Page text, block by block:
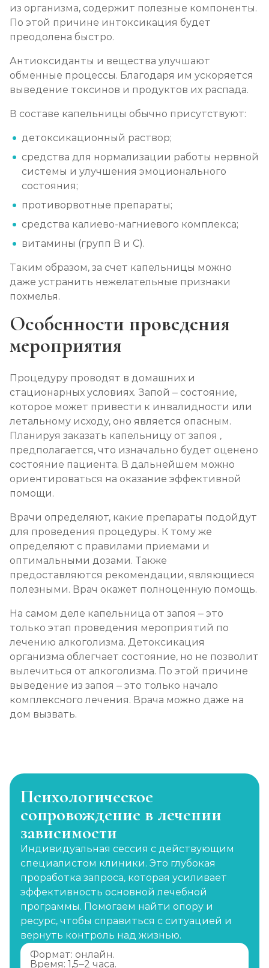
Раскодирование от алкоголизма
от 1 800 ₽
Мотивация на лечение алкоголизма
от 2 150 ₽ Записаться
от 2 150 ₽
Лечение алкоголизма амбулаторно
Лечение алкоголизма в стационаре (сутки)
от 2 500 ₽
Лечение пивного алкоголизма
Лечение винного алкоголизма
от 2 500 ₽
Лечение подросткового алкоголизма
от 3 200 ₽ Записаться
Социализация алкоголиков
от 750 ₽ Записаться
из организма, содержит полезные компоненты.
По этой причине интоксикация будет
преодолена быстро.
Антиоксиданты и вещества улучшают
обменные процессы. Благодаря им ускоряется
выведение токсинов и продуктов их распада.
В составе капельницы обычно присутствуют:
детоксикационный раствор;
средства для нормализации работы нервной
системы и улучшения эмоционального
состояния;
противорвотные препараты;
средства калиево-магниевого комплекса;
витамины (групп В и С).
Таким образом, за счет капельницы можно
даже устранить нежелательные признаки
похмелья.
Особенности проведения
мероприятия
Процедуру проводят в домашних и
стационарных условиях. Запой – состояние,
которое может привести к инвалидности или
летальному исходу, оно является опасным.
Планируя заказать капельницу от запоя ,
предполагается, что изначально будет оценено
состояние пациента. В дальнейшем можно
ориентироваться на оказание эффективной
помощи.
Врачи определяют, какие препараты подойдут
для проведения процедуры. К тому же
определяют с правилами приемами и
оптимальными дозами. Также
предоставляются рекомендации, являющиеся
полезными. Врач окажет полноценную помощь.
На самом деле капельница от запоя – это
только этап проведения мероприятий по
лечению алкоголизма. Детоксикация
организма облегчает состояние, но не позволит
вылечиться от алкоголизма. По этой причине
выведение из запоя – это только начало
комплексного лечения. Врача можно даже на
дом вызвать.
Психологическое
сопровождение в лечении
зависимости
Индивидуальная сессия с действующим
специалистом клиники. Это глубокая
проработка запроса, которая усиливает
эффективность основной лечебной
программы. Помогаем найти опору и
ресурс, чтобы справиться с ситуацией и
вернуть контроль над жизнью.
Формат: онлайн.
Время: 1,5–2 часа.